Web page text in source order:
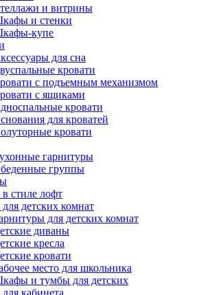
и витрины
и стенки
купе
для сна
кровати
с подъемным механизмом
с ящиками
кровати
для кроватей
кровати
гарнитуры
группы
стиле лофт
детских комнат
для детских комнат
диваны
кресла
кровати
место для школьника
и тумбы для детских
кабинета